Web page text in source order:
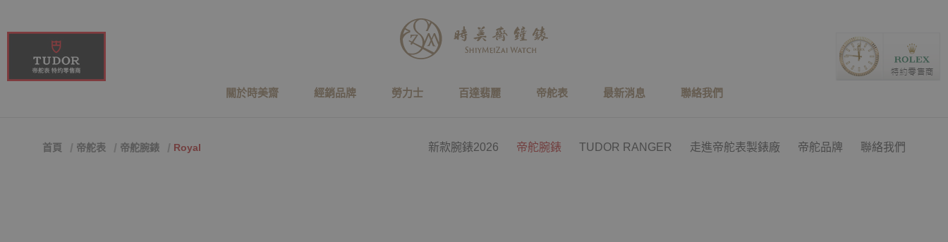
關於時美齋 經銷品牌 勞力士 百達翡麗 帝舵表 最新消息 聯絡我們
首頁 帝舵表 帝舵腕錶 Royal 新款腕錶2026 帝舵腕錶 TUDOR RANGER 走進帝舵表製錶廠 帝舵品牌 聯絡我們